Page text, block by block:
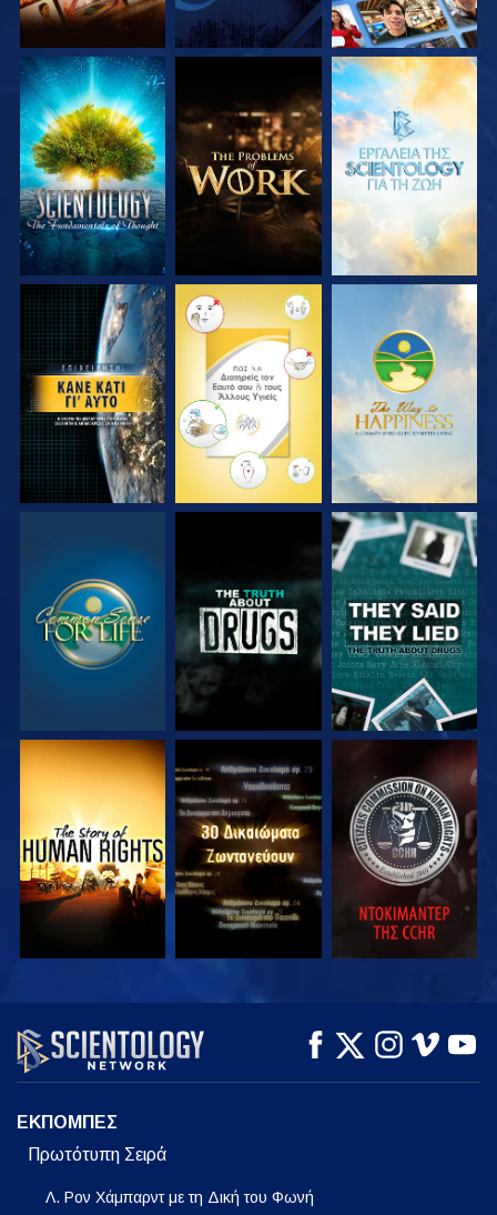
ΕΞΕΡΕΥΝΗΣΤΕ ΤΗ
ΣΕΙΡΑ
ΕΞΕΡΕΥΝΗΣΤΕ ΤΗ
ΣΕΙΡΑ
ΕΞΕΡΕΥΝΗΣΤΕ ΤΗ
ΣΕΙΡΑ
ΠΑΡΑΚΟΛΟΥΘΗΣΤΕ ΠΑΡΑΚΟΛΟΥΘΗΣΤΕ ΠΑΡΑΚΟΛΟΥΘΗΣΤΕ
ΠΑΡΑΚΟΛΟΥΘΗΣΤΕ ΠΑΡΑΚΟΛΟΥΘΗΣΤΕ ΠΑΡΑΚΟΛΟΥΘΗΣΤΕ
ΠΑΡΑΚΟΛΟΥΘΗΣΤΕ ΠΑΡΑΚΟΛΟΥΘΗΣΤΕ ΠΑΡΑΚΟΛΟΥΘΗΣΤΕ
ΠΑΡΑΚΟΛΟΥΘΗΣΤΕ ΠΑΡΑΚΟΛΟΥΘΗΣΤΕ
ΕΞΕΡΕΥΝΗΣΤΕ ΤΗ
ΣΕΙΡΑ
ΕΚΠΟΜΠΕΣ
Πρωτότυπη Σειρά
Λ. Ρον Χάμπαρντ με τη Δική του Φωνή